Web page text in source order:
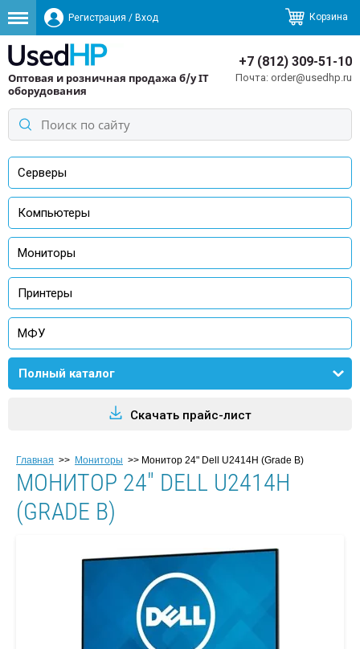
Регистрация / Вход Корзина
Оптовая и розничная продажа б/у IT
оборудования
+7 (812) 309-51-10
order@usedhp.ru
Серверы
Компьютеры
Мониторы
Принтеры
МФУ
Полный каталог
Скачать прайс-лист
Главная >> Мониторы >> Монитор 24" Dell U2414H (Grade B)
МОНИТОР 24" DELL U2414H
(GRADE B)